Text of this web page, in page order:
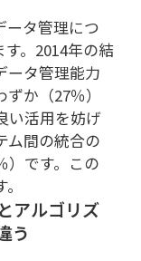
ータ管理につ
。2014年の結
ータ管理能力
か（27％）
い活用を妨げ
ム間の統合の
）です。この
アルゴリズ
う